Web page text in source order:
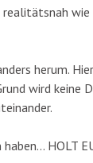
realitätsnah
herum.
wird keine
HOLT